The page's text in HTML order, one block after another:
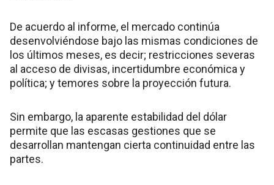
De acuerdo al informe, el mercado continúa
desenvolviéndose bajo las mismas condiciones de
los últimos meses, es decir; restricciones severas
al acceso de divisas, incertidumbre económica y
política; y temores sobre la proyección futura.
Sin embargo, la aparente estabilidad del dólar
permite que las escasas gestiones que se
desarrollan mantengan cierta continuidad entre las
partes.